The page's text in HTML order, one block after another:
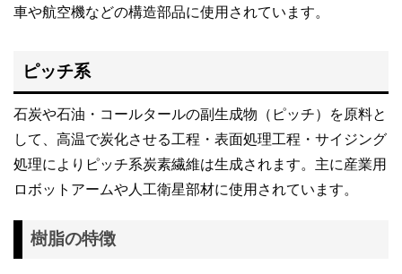
車や航空機などの構造部品に使用されています。
ピッチ系
石炭や石油・コールタールの副生成物（ピッチ）を原料と
して、高温で炭化させる工程・表面処理工程・サイジング
処理によりピッチ系炭素繊維は生成されます。主に産業用
ロボットアームや人工衛星部材に使用されています。
樹脂の特徴